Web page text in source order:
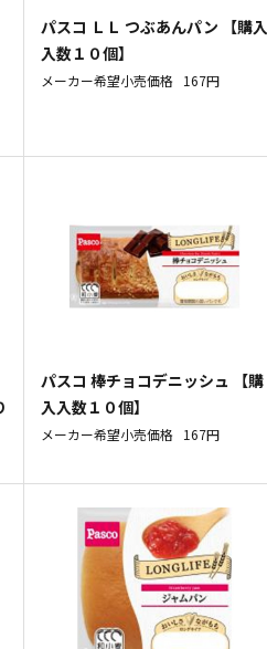
パスコ ＬＬ つぶあんパン 【購入
入数１０個】
メーカー希望小売価格 167円
パスコ 棒チョコデニッシュ 【購
入入数１０個】
メーカー希望小売価格 167円